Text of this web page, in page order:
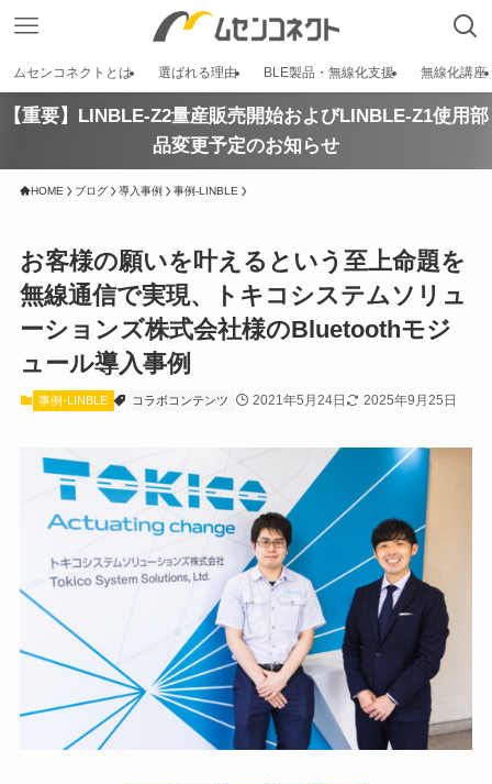
ムセンコネクトとは 選ばれる理由 BLE製品・無線化支援 無線化講座
【重要】LINBLE-Z2量産販売開始およびLINBLE-Z1使用部
品変更予定のお知らせ
HOME ブログ 導入事例 事例-LINBLE
お客様の願いを叶えるという至上命題を
無線通信で実現、トキコシステムソリュ
ーションズ株式会社様のBluetoothモジ
ュール導入事例
事例-LINBLE コラボコンテンツ 2021年5月24日 2025年9月25日